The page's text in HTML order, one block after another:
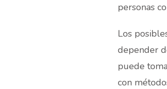
personas
Los
depender
puede
con